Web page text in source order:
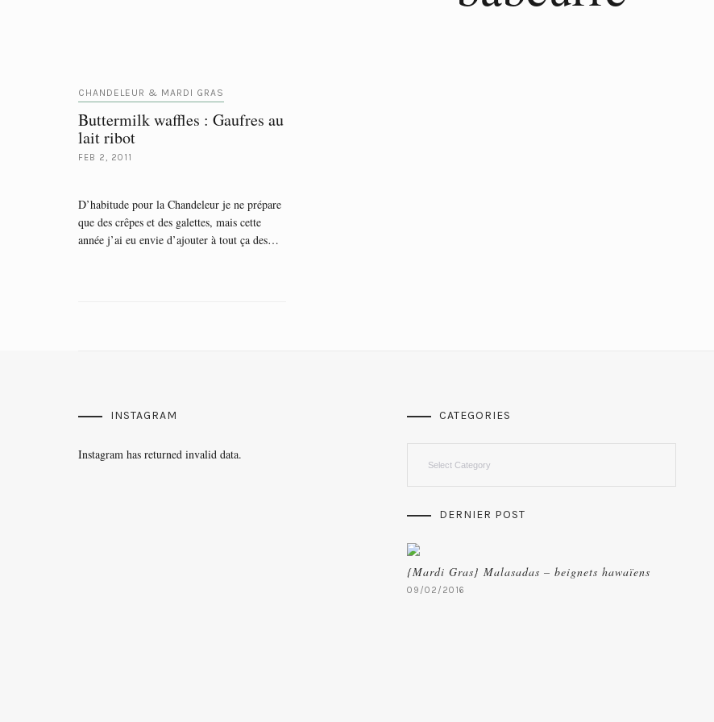
CHANDELEUR & MARDI GRAS
Buttermilk waffles : Gaufres au
lait ribot
FEB 2, 2011
D’habitude pour la Chandeleur je ne prépare
que des crêpes et des galettes, mais cette
année j’ai eu envie d’ajouter à tout ça des…
INSTAGRAM
Instagram has returned invalid data.
CATEGORIES
DERNIER POST
{Mardi Gras} Malasadas – beignets hawaïens
09/02/2016